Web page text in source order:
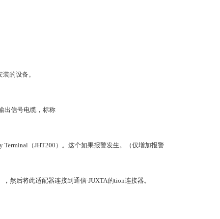
的设备。
出信号电缆，标称
Terminal（JHT200）。这个如果报警发生。（仅增加报警
然后将此适配器连接到通信-JUXTA的tion连接器。